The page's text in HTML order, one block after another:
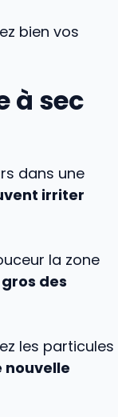
bien vos
à sec
dans une
irriter
la zone
des
les particules
nouvelle